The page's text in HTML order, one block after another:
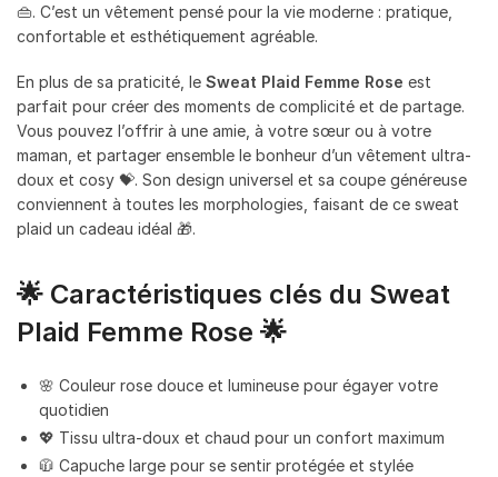
👜. C’est un vêtement pensé pour la vie moderne : pratique,
confortable et esthétiquement agréable.
En plus de sa praticité, le Sweat Plaid Femme Rose est
parfait pour créer des moments de complicité et de partage.
Vous pouvez l’offrir à une amie, à votre sœur ou à votre
maman, et partager ensemble le bonheur d’un vêtement ultra-
doux et cosy 💝. Son design universel et sa coupe généreuse
conviennent à toutes les morphologies, faisant de ce sweat
plaid un cadeau idéal 🎁.
🌟 Caractéristiques clés du Sweat
Plaid Femme Rose 🌟
🌸 Couleur rose douce et lumineuse pour égayer votre
quotidien
💖 Tissu ultra-doux et chaud pour un confort maximum
🧥 Capuche large pour se sentir protégée et stylée